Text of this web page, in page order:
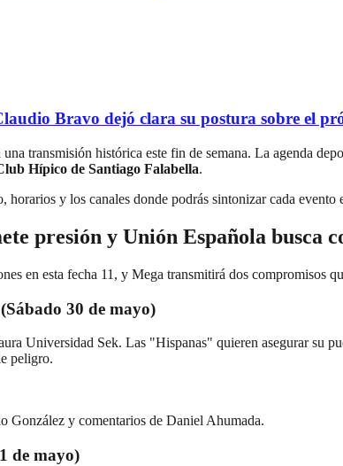
Bravo dejó clara su postura sobre el
una transmisión histórica este fin de semana. La agenda
Hípico de Santiago Falabella.
y los canales donde podrás sintonizar cada evento
presión y Unión Española busca
en esta fecha 11, y Mega transmitirá dos compromisos
30 de mayo)
Universidad Sek. Las "Hispanas" quieren asegurar su
peligro.
González y comentarios de Daniel Ahumada.
de mayo)